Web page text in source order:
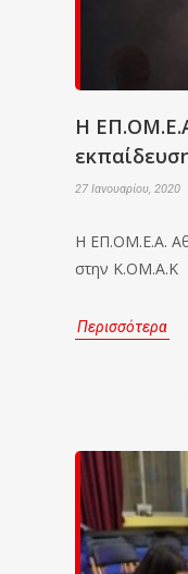
Η
27 Ιανουαρίου, 2020
Η ΕΠ.ΟΜ.Ε.Α.
στην Κ.ΟΜ.Α.Κ
Περισσότερα